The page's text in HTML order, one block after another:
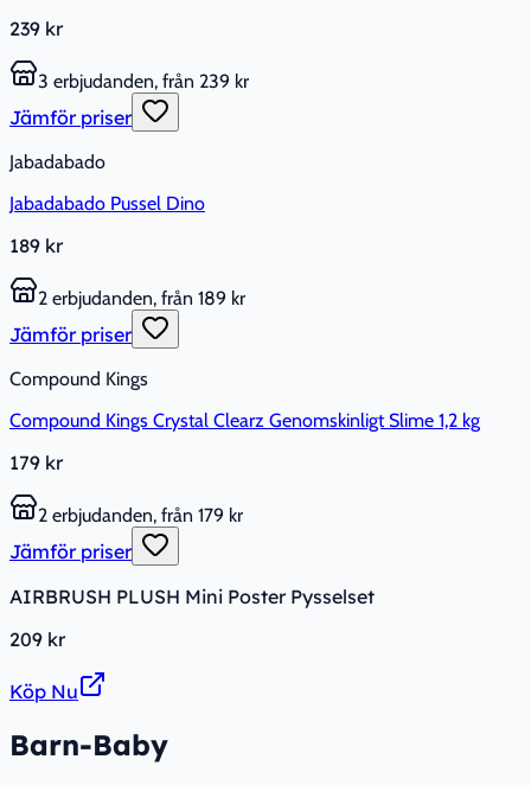
239 kr
3 erbjudanden, från 239 kr
Jämför priser
Jabadabado
Jabadabado Pussel Dino
189 kr
2 erbjudanden, från 189 kr
Jämför priser
Compound Kings
Compound Kings Crystal Clearz Genomskinligt Slime 1,2 kg
179 kr
2 erbjudanden, från 179 kr
Jämför priser
AIRBRUSH PLUSH Mini Poster Pysselset
209 kr
Köp Nu
Barn-Baby